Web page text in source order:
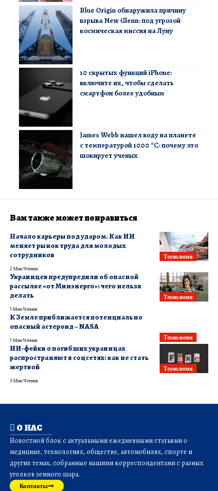
Blue Origin обнаружила причину
взрыва New Glenn: под угрозой
космическая миссия на Луну
10 скрытых функций iPhone:
включите их, чтобы сделать
смартфон более удобным
James Webb нашел воду на планете
с температурой 1000 °C: почему это
шокирует ученых
Вам также может понравиться
Технологии
Начало карьеры под ударом. Как ИИ
меняет рынок труда для молодых
сотрудников
2 Мин Чтения
Технологии
Украинцев предупредили об опасной
рассылке «от Минэнерго»: чего нельзя
делать
1 Мин Чтения
Технологии
К Земле приближается потенциально
опасный астероид – NASA
1 Мин Чтения
Технологии
ИИ-фейки о погибших украинцах
распространяют в соцсетях: как не стать
жертвой
3 Мин Чтения
О НАС
Новостной блок с актуальными ежедневными статьями о
медицине, технологиях, обществе, автомобилях, спорте и
других темах, собранные нашими корреспондентами с разных
уголков земного шара.
Контакты